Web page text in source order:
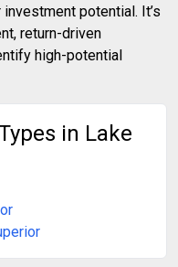
potential. It’s
return-driven
high-potential
in Lake